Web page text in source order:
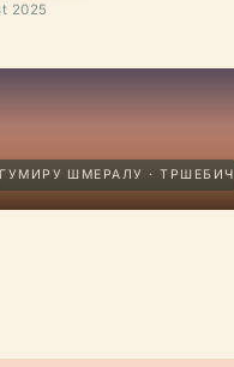
2025
ШМЕРАЛУ · ТРШЕБИЧ